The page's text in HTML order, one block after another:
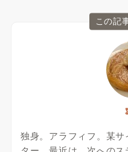
この記
独身。アラフィフ。某